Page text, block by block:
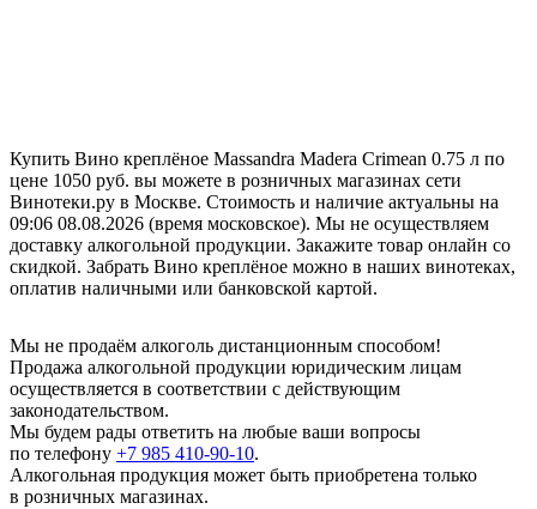
Купить Вино креплёное Massandra Madera Crimean 0.75 л по
цене 1050 руб. вы можете в розничных магазинах сети
Винотеки.ру в Москве. Стоимость и наличие актуальны на
09:06 08.08.2026 (время московское). Мы не осуществляем
доставку алкогольной продукции. Закажите товар онлайн со
скидкой. Забрать Вино креплёное можно в наших винотеках,
оплатив наличными или банковской картой.
Мы не продаём алкоголь дистанционным способом!
Продажа алкогольной продукции юридическим лицам
осуществляется в соответствии с действующим
законодательством.
Мы будем рады ответить на любые ваши вопросы
по телефону +7 985 410-90-10.
Алкогольная продукция может быть приобретена только
в розничных магазинах.